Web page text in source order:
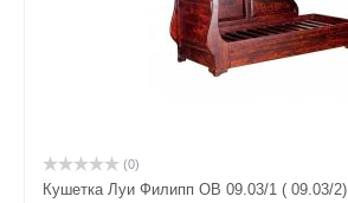
(0)
Кушетка Луи Филипп ОВ 09.03/1 ( 09.03/2)